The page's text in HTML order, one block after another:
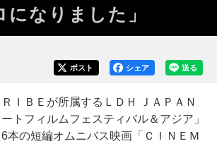
になりました」
送る
シェア
ポスト
ＢＥが所属するＬＤＨ ＪＡＰＡＮ
トフィルムフェスティバル＆アジア」
本の短編オムニバス映画「ＣＩＮＥＭ